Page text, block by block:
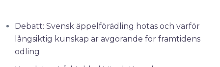
Debatt: Svensk äppelförädling hotas och varför
långsiktig kunskap är avgörande för framtidens
odling